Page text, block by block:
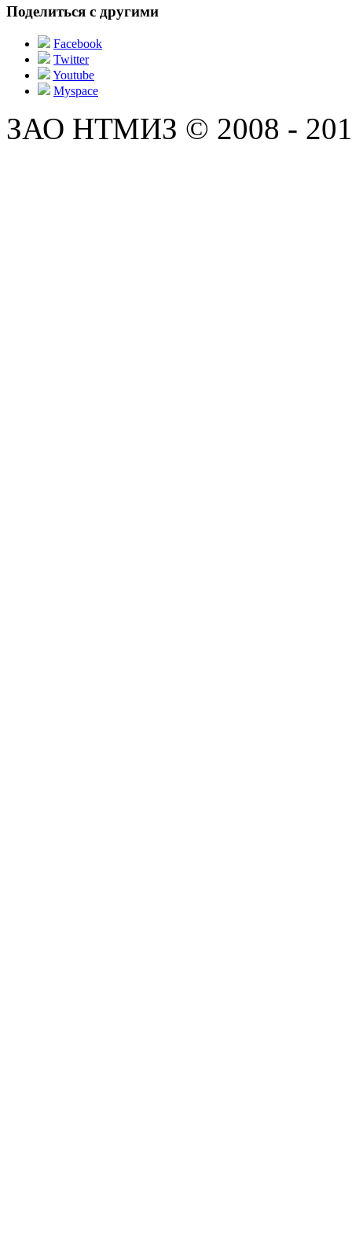
Поделиться с другими
Facebook
Twitter
Youtube
Myspace
ЗАО НТМИЗ © 2008 -